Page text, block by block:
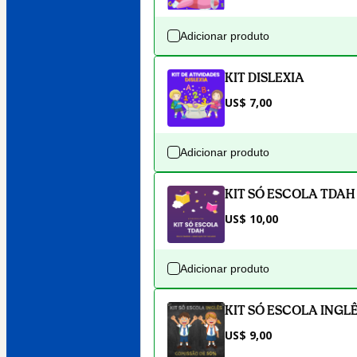
Adicionar produto
KIT DISLEXIA
US$ 7,00
Adicionar produto
KIT SÓ ESCOLA TDAH
US$ 10,00
Adicionar produto
KIT SÓ ESCOLA
US$ 9,00